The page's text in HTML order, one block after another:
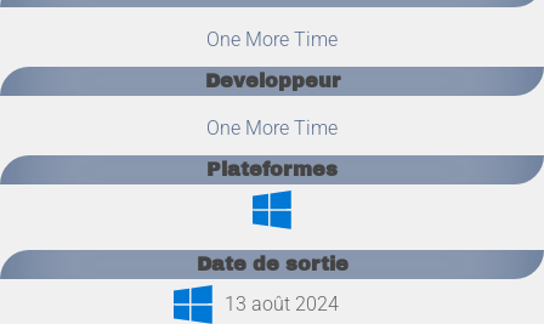
One More Time
Developpeur
One More Time
Plateformes
Date de sortie
13 août 2024